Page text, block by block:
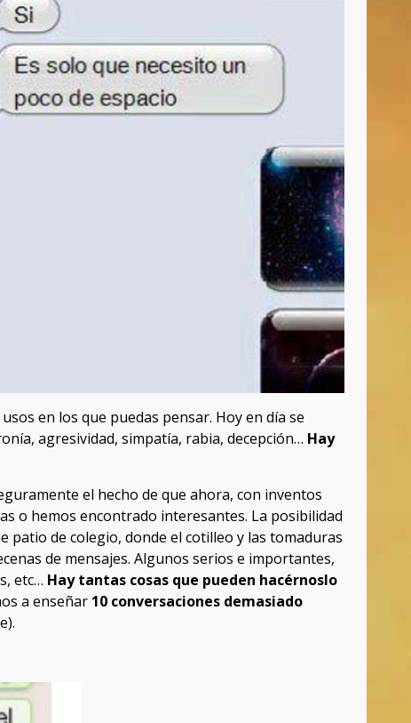
en los que puedas pensar. Hoy en día se
agresividad, simpatía, rabia, decepción… Hay
el hecho de que ahora, con inventos
o hemos encontrado interesantes. La posibilidad
patio de colegio, donde el cotilleo y las tomaduras
de mensajes. Algunos serios e importantes,
etc… Hay tantas cosas que pueden hacérnoslo
a enseñar 10 conversaciones demasiado